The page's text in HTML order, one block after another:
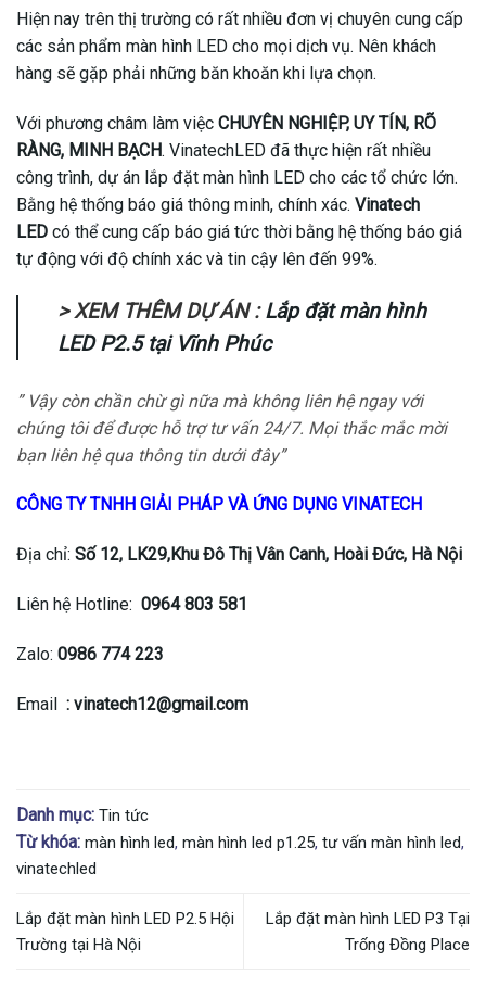
Hiện nay trên thị trường có rất nhiều đơn vị chuyên cung cấp
các sản phẩm màn hình LED cho mọi dịch vụ. Nên khách
hàng sẽ gặp phải những băn khoăn khi lựa chọn.
Với phương châm làm việc CHUYÊN NGHIỆP, UY TÍN, RÕ
RÀNG, MINH BẠCH. VinatechLED đã thực hiện rất nhiều
công trình, dự án lắp đặt màn hình LED cho các tổ chức lớn.
Bằng hệ thống báo giá thông minh, chính xác. Vinatech
LED có thể cung cấp báo giá tức thời bằng hệ thống báo giá
tự động với độ chính xác và tin cậy lên đến 99%.
> XEM THÊM DỰ ÁN :Lắp đặt màn hình
LED P2.5 tại Vĩnh Phúc
” Vậy còn chần chừ gì nữa mà không liên hệ ngay với
chúng tôi để được hỗ trợ tư vấn 24/7. Mọi thắc mắc mời
bạn liên hệ qua thông tin dưới đây”
CÔNG TY TNHH GIẢI PHÁP VÀ ỨNG DỤNG VINATECH
Địa chỉ: Số 12, LK29,Khu Đô Thị Vân Canh, Hoài Đức, Hà Nội
Liên hệ Hotline: 0964 803 581
Zalo: 0986 774 223
Email : vinatech12@gmail.com
Danh mục: Tin tức
Từ khóa: màn hình led, màn hình led p1.25, tư vấn màn hình led,
vinatechled
Lắp đặt màn hình LED P2.5 Hội
Trường tại Hà Nội
Lắp đặt màn hình LED P3 Tại
Trống Đồng Place